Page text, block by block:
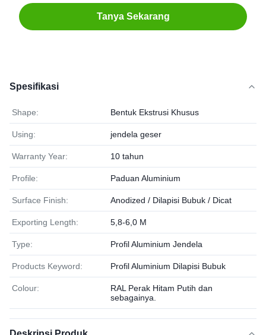
Tanya Sekarang
Spesifikasi
Shape: Bentuk Ekstrusi Khusus
Using: jendela geser
Warranty Year: 10 tahun
Profile: Paduan Aluminium
Surface Finish: Anodized / Dilapisi Bubuk / Dicat
Exporting Length: 5,8-6,0 M
Type: Profil Aluminium Jendela
Products Keyword: Profil Aluminium Dilapisi Bubuk
Colour:
RAL Perak Hitam Putih dan
sebagainya.